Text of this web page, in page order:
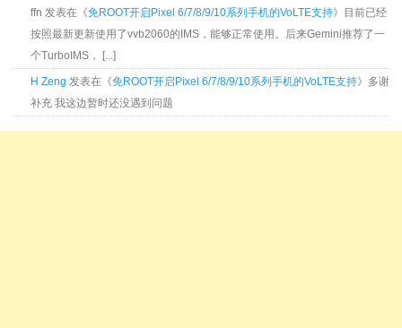
ffn 发表在《免ROOT开启Pixel 6/7/8/9/10系列手机的VoLTE支持》目前已经
按照最新更新使用了vvb2060的IMS，能够正常使用。后来Gemini推荐了一
个TurboIMS， [...]
H Zeng 发表在《免ROOT开启Pixel 6/7/8/9/10系列手机的VoLTE支持》多谢
补充 我这边暂时还没遇到问题